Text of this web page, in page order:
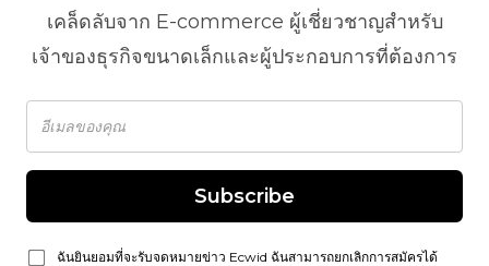
เคล็ดลับจาก E-commerce ผู้เชี่ยวชาญสำหรับ
เจ้าของธุรกิจขนาดเล็กและผู้ประกอบการที่ต้องการ
Subscribe
ฉันยินยอมที่จะรับจดหมายข่าว Ecwid ฉันสามารถยกเลิกการสมัครได้